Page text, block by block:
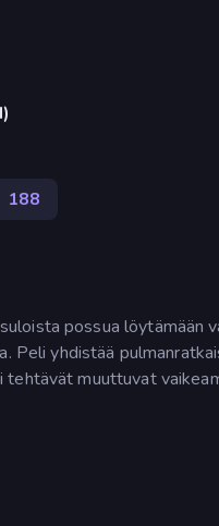
188
possua löytämään
Peli yhdistää
muuttuvat